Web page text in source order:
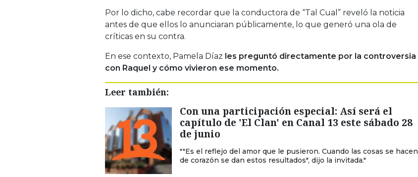
Por lo dicho, cabe recordar que la conductora de “Tal Cual” reveló la noticia
antes de que ellos lo anunciaran públicamente, lo que generó una ola de
críticas en su contra.
En ese contexto, Pamela Díaz les preguntó directamente por la controversia
con Raquel y cómo vivieron ese momento.
Leer también:
Con una participación especial: Así será el
capítulo de 'El Clan' en Canal 13 este sábado 28
de junio
""Es el reflejo del amor que le pusieron. Cuando las cosas se hacen
de corazón se dan estos resultados", dijo la invitada."